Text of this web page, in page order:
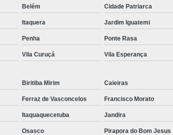
Pigmentação de Cabelo
Pigmentação na Careca
Preenchimento Capilar Central
Preenchimento Capilar com
Preenchimento Capilar
Preenchimento Capilar na
Preenchimento Capilar
Belém Cidade Patriarca
Itaquera Jardim Iguatemi
Penha Ponte Rasa
Vila Curuçá Vila Esperança
Biritiba Mirim Caieiras
Ferraz de Vasconcelos Francisco Morato
Itaquaquecetuba Jandira
Osasco Pirapora do Bom Jesus